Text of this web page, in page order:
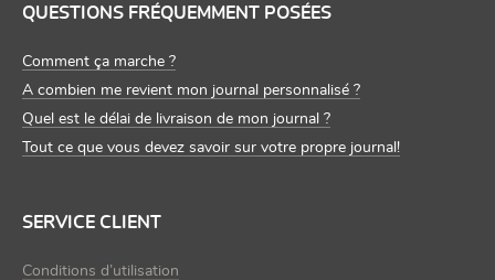
QUESTIONS FRÉQUEMMENT POSÉES
Comment ça marche ?
A combien me revient mon journal personnalisé ?
Quel est le délai de livraison de mon journal ?
Tout ce que vous devez savoir sur votre propre journal!
SERVICE CLIENT
Conditions d’utilisation